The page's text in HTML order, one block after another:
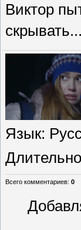
Виктор
скрывать...
Язык:
Всего комментариев: 0